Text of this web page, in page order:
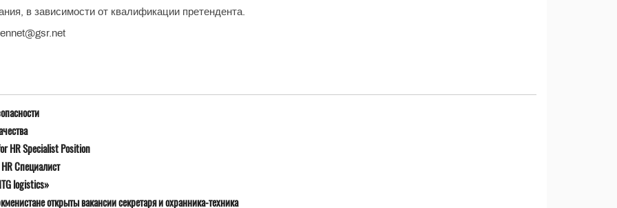
в зависимости от квалификации претендента.
HR Specialist Position
Специалист
logistics»
открыты вакансии секретаря и охранника-техника